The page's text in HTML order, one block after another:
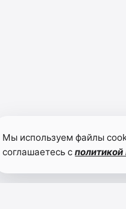
Мы используем файлы
соглашаетесь с